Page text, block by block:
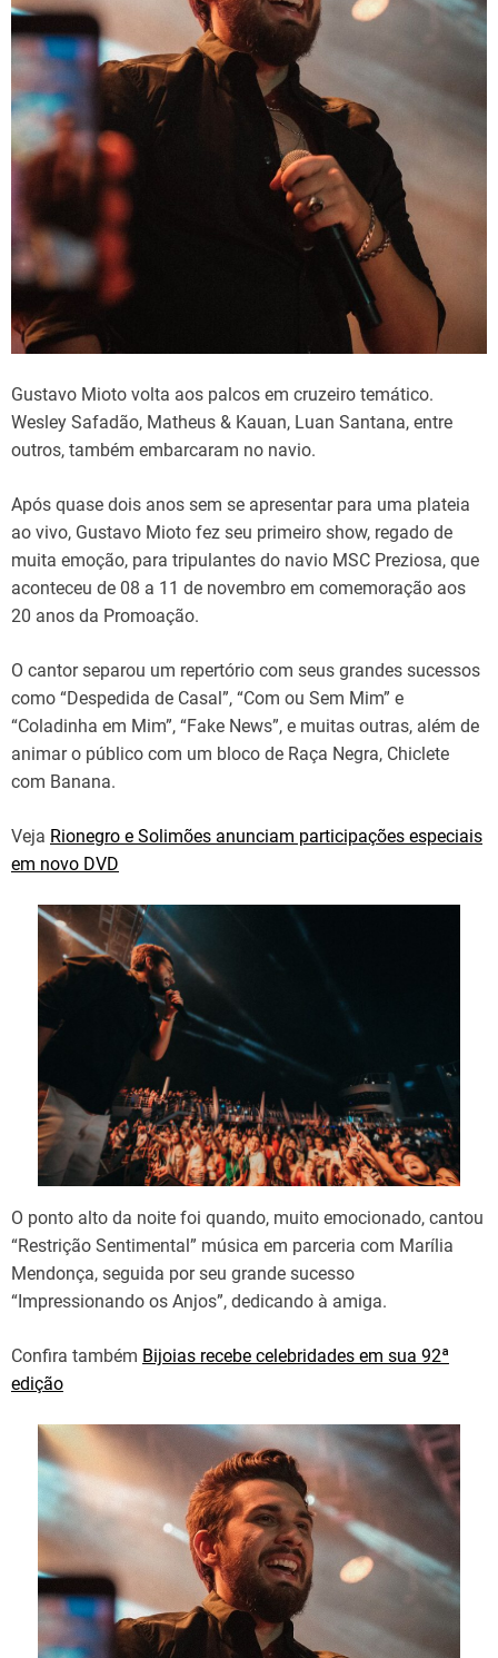
Gustavo Mioto volta aos palcos em cruzeiro temático.
Wesley Safadão, Matheus & Kauan, Luan Santana, entre
outros, também embarcaram no navio.
Após quase dois anos sem se apresentar para uma plateia
ao vivo, Gustavo Mioto fez seu primeiro show, regado de
muita emoção, para tripulantes do navio MSC Preziosa, que
aconteceu de 08 a 11 de novembro em comemoração aos
20 anos da Promoação.
O cantor separou um repertório com seus grandes sucessos
como “Despedida de Casal”, “Com ou Sem Mim” e
“Coladinha em Mim”, “Fake News”, e muitas outras, além de
animar o público com um bloco de Raça Negra, Chiclete
com Banana.
Veja Rionegro e Solimões anunciam participações especiais
em novo DVD
O ponto alto da noite foi quando, muito emocionado, cantou
“Restrição Sentimental” música em parceria com Marília
Mendonça, seguida por seu grande sucesso
“Impressionando os Anjos”, dedicando à amiga.
Confira também Bijoias recebe celebridades em sua 92ª
edição